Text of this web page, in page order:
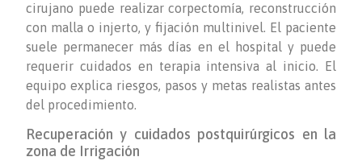
cirujano puede realizar corpectomía, reconstrucción
con malla o injerto, y fijación multinivel. El paciente
suele permanecer más días en el hospital y puede
requerir cuidados en terapia intensiva al inicio. El
equipo explica riesgos, pasos y metas realistas antes
del procedimiento.
Recuperación y cuidados postquirúrgicos en la
zona de Irrigación